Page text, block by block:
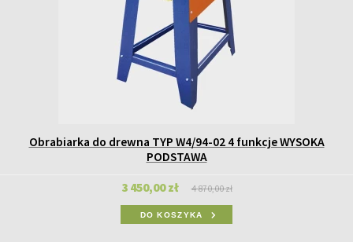
Obrabiarka do drewna TYP W4/94-02 4 funkcje WYSOKA
PODSTAWA
3 450,00 zł 4 870,00 zł
DO KOSZYKA